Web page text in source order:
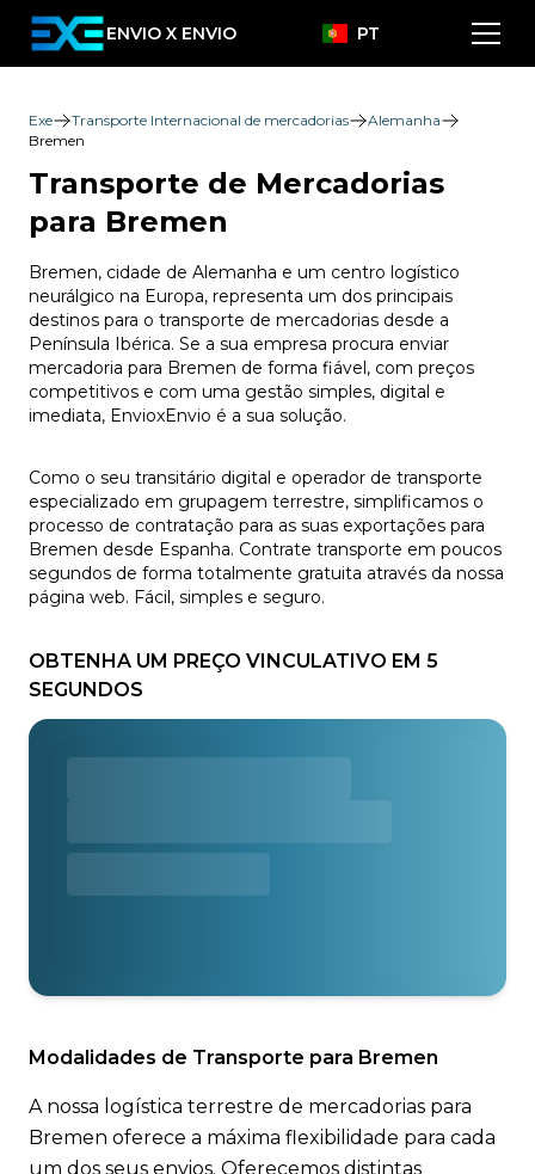
ENVIO X ENVIO PT
Exe Transporte Internacional de mercadorias
Alemanha
Bremen
Transporte de Mercadorias
para Bremen
Bremen, cidade de Alemanha e um centro logístico
neurálgico na Europa, representa um dos principais
destinos para o transporte de mercadorias desde a
Península Ibérica. Se a sua empresa procura enviar
mercadoria para Bremen de forma fiável, com preços
competitivos e com uma gestão simples, digital e
imediata, EnvioxEnvio é a sua solução.
Como o seu transitário digital e operador de transporte
especializado em grupagem terrestre, simplificamos o
processo de contratação para as suas exportações para
Bremen desde Espanha. Contrate transporte em poucos
segundos de forma totalmente gratuita através da nossa
página web. Fácil, simples e seguro.
OBTENHA UM PREÇO VINCULATIVO EM 5
SEGUNDOS
Modalidades de Transporte para Bremen
A nossa logística terrestre de mercadorias para
Bremen oferece a máxima flexibilidade para cada
um dos seus envios. Oferecemos distintas